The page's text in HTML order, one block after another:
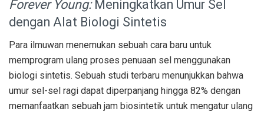
Forever Young:Meningkatkan Umur Sel
dengan Alat Biologi Sintetis
Para ilmuwan menemukan sebuah cara baru untuk
memprogram ulang proses penuaan sel menggunakan
biologi sintetis. Sebuah studi terbaru menunjukkan bahwa
umur sel-sel ragi dapat diperpanjang hingga 82% dengan
memanfaatkan sebuah jam biosintetik untuk mengatur ulang